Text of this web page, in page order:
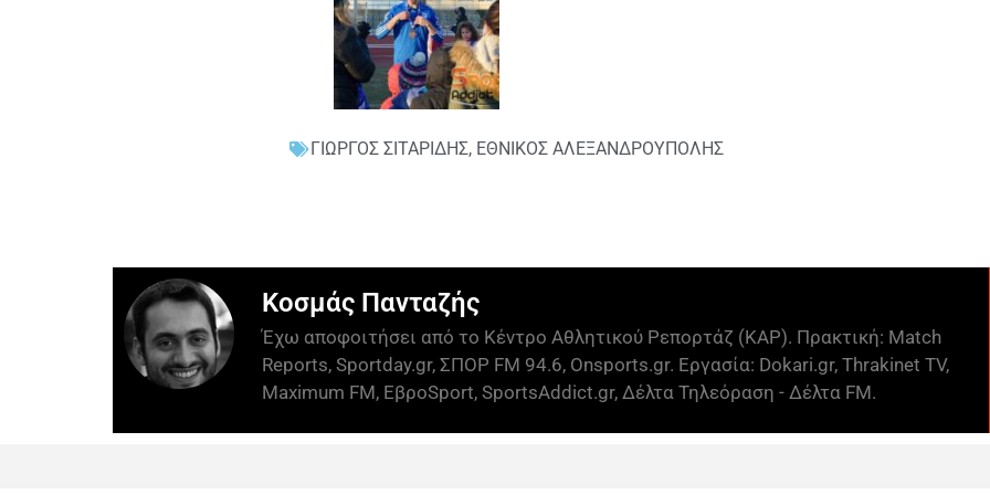
ΓΙΩΡΓΟΣ ΣΙΤΑΡΙΔΗΣ, ΕΘΝΙΚΟΣ ΑΛΕΞΑΝΔΡΟΥΠΟΛΗΣ
Κοσμάς Πανταζής
Έχω αποφοιτήσει από το Κέντρο Αθλητικού Ρεπορτάζ (ΚΑΡ). Πρακτική: Match
Reports, Sportday.gr, ΣΠΟΡ FM 94.6, Onsports.gr. Εργασία: Dokari.gr, Thrakinet TV,
Maximum FM, ΕβροSport, SportsAddict.gr, Δέλτα Τηλεόραση - Δέλτα FM.